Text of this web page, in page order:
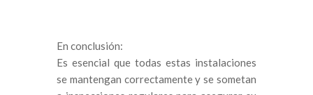
En conclusión:
Es esencial que todas estas instalaciones
se mantengan correctamente y se sometan